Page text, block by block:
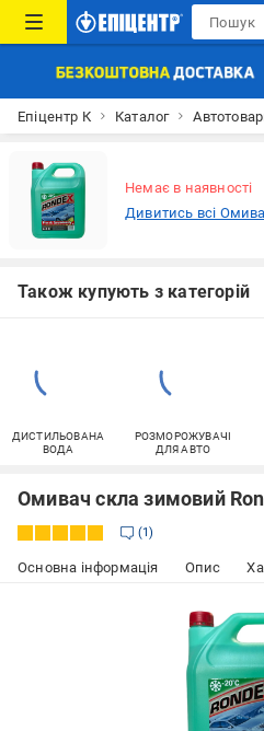
Епіцентр К Каталог
Немає в наявності
Дивитись всі
Також купують з категорій
ДИСТИЛЬОВАНА
ВОДА
РОЗМОРОЖУВАЧІ
ДЛЯ АВТО
Омивач скла зимовий
1
Основна інформація Опис